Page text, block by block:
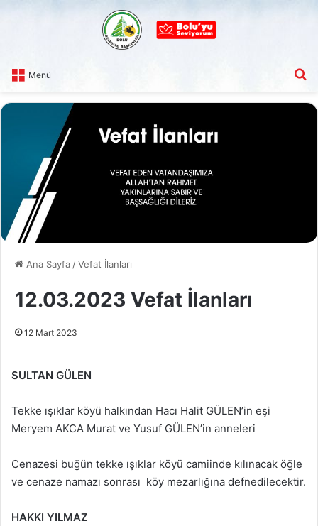
Menü
Ana Sayfa /Vefat İlanları
12.03.2023 Vefat İlanları
12 Mart 2023
SULTAN GÜLEN
Tekke ışıklar köyü halkından Hacı Halit GÜLEN’in eşi
Meryem AKCA Murat ve Yusuf GÜLEN’in anneleri
Cenazesi buğün tekke ışıklar köyü camiinde kılınacak öğle
ve cenaze namazı sonrası köy mezarlığına defnedilecektir.
HAKKI YILMAZ